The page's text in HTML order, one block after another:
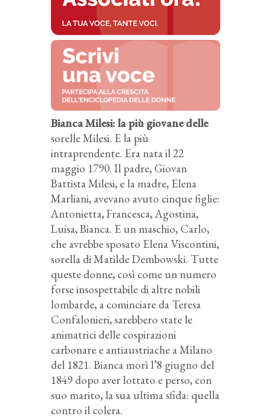
Bianca Milesi: la più giovane delle
sorelle Milesi. E la più
intraprendente. Era nata il 22
maggio 1790. Il padre, Giovan
Battista Milesi, e la madre, Elena
Marliani, avevano avuto cinque figlie:
Antonietta, Francesca, Agostina,
Luisa, Bianca. E un maschio, Carlo,
che avrebbe sposato Elena Viscontini,
sorella di Matilde Dembowski. Tutte
queste donne, così come un numero
forse insospettabile di altre nobili
lombarde, a cominciare da Teresa
Confalonieri, sarebbero state le
animatrici delle cospirazioni
carbonare e antiaustriache a Milano
del 1821. Bianca morì l’8 giugno del
1849 dopo aver lottato e perso, con
suo marito, la sua ultima sfida: quella
contro il colera.